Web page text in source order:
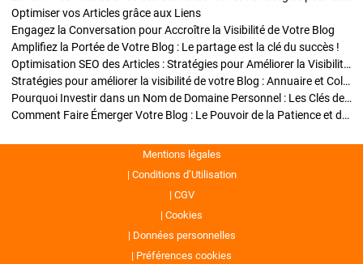
Optimiser vos Articles grâce aux Liens
Engagez la Conversation pour Accroître la Visibilité de Votre Blog
Amplifiez la Portée de Votre Blog : Le partage est la clé du succès !
Optimisation SEO des Articles : Stratégies pour Améliorer la Visibilité de Votre Blog
Stratégies pour améliorer la visibilité de votre Blog : Annuaire et Collaborations
Pourquoi Investir dans un Nom de Domaine Personnel : Les Clés de la Réussite de Votre Blog
Comment Faire Émerger Votre Blog : Le Pouvoir de la Patience et de la Persévérance
Mentions légales
Conditions d’Utilisation
CGV
Cookies
Données personnelles
Préférences cookies